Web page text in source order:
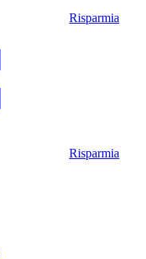
Risparmia
Risparmia